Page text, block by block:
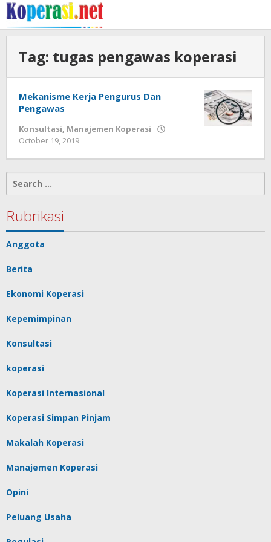
Skip
to
content
Tag: tugas pengawas koperasi
Mekanisme Kerja Pengurus Dan
Pengawas
Konsultasi, Manajemen Koperasi
October 19, 2019
for:
Rubrikasi
Anggota
Berita
Ekonomi Koperasi
Kepemimpinan
Konsultasi
koperasi
Koperasi Internasional
Koperasi Simpan Pinjam
Makalah Koperasi
Manajemen Koperasi
Opini
Peluang Usaha